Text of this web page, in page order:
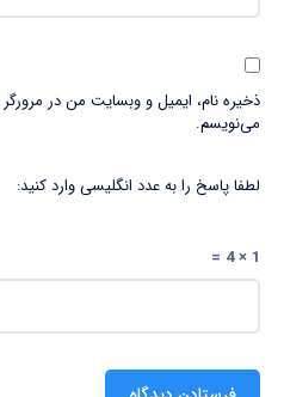
ذخیره نام، ایمیل و وبسایت من در
می‌نویسم.
لطفا پاسخ را به عدد انگلیسی وارد کنید:
1 × 4 =